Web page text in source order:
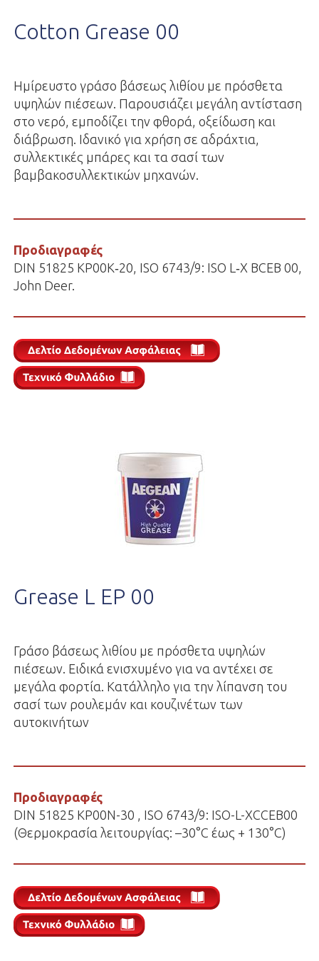
Cotton Grease 00
Ημίρευστο γράσο βάσεως λιθίου με πρόσθετα
υψηλών πιέσεων. Παρουσιάζει μεγάλη αντίσταση
στο νερό, εμποδίζει την φθορά, οξείδωση και
διάβρωση. Ιδανικό για χρήση σε αδράχτια,
συλλεκτικές μπάρες και τα σασί των
βαμβακοσυλλεκτικών μηχανών.
Προδιαγραφές
DIN 51825 KP00K‐20, ISO 6743/9: ISO L‐X BCEB 00,
John Deer.
Grease L EP 00
Γράσο βάσεως λιθίου με πρόσθετα υψηλών
πιέσεων. Ειδικά ενισχυμένο για να αντέχει σε
μεγάλα φορτία. Κατάλληλο για την λίπανση του
σασί των ρουλεμάν και κουζινέτων των
αυτοκινήτων
Προδιαγραφές
DIN 51825 KP00N-30 , ISO 6743/9: ISO-L-XCCEB00
(Θερμοκρασία λειτουργίας: –30°C έως + 130°C)